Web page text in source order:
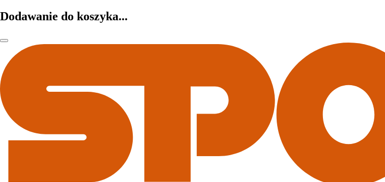
Dodawanie do koszyka...